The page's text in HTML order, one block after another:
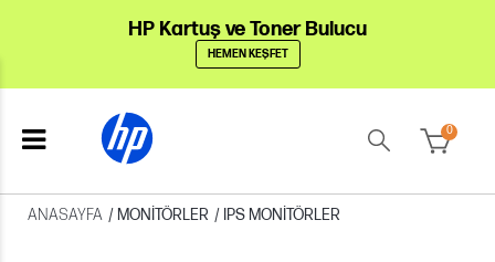
HP Kartuş ve Toner Bulucu
HEMEN KEŞFET
0
ANASAYFA / MONITÖRLER / IPS MONITÖRLER